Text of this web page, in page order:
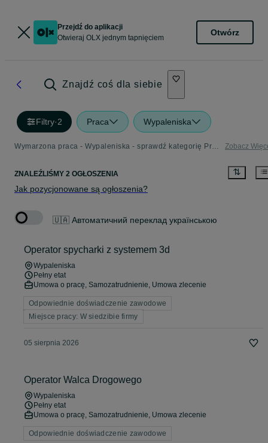
Przejdź do aplikacji
Otwieraj OLX jednym tapnięciem
Otwórz
Znajdź coś dla siebie
Filtry·2 Praca Wypaleniska
Wymarzona praca - Wypaleniska - sprawdź kategorię Praca Zobacz
ZNALEŹLIŚMY 2 OGŁOSZENIA
Jak pozycjonowane są ogłoszenia?
🇺🇦 Автоматичний переклад українською
Operator spycharki z systemem 3d
Wypaleniska
Pełny etat
Umowa o pracę, Samozatrudnienie, Umowa zlecenie
Odpowiednie doświadczenie zawodowe
Miejsce pracy: W siedzibie firmy
05 sierpnia 2026
Operator Walca Drogowego
Wypaleniska
Pełny etat
Umowa o pracę, Samozatrudnienie, Umowa zlecenie
Odpowiednie doświadczenie zawodowe